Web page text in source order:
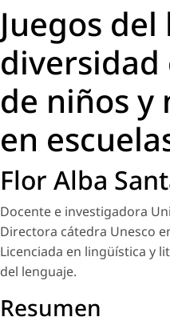
Juegos
diversidad
de niños y
en
Flor Alba
Docente e investigadora
Directora cátedra Unesco
Licenciada en lingüística y
del lenguaje.
Resumen